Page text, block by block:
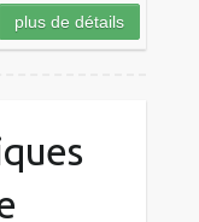
plus de détails